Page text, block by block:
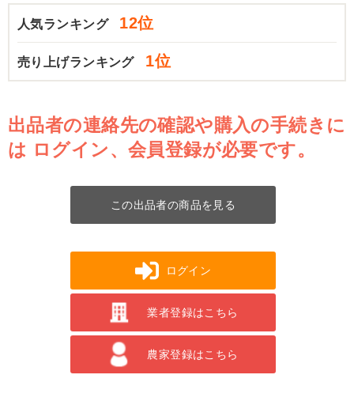
人気ランキング 12位
売り上げランキング 1位
出品者の連絡先の確認や購入の手続きに
は ログイン、会員登録が必要です。
この出品者の商品を見る
ログイン
業者登録はこちら
農家登録はこちら